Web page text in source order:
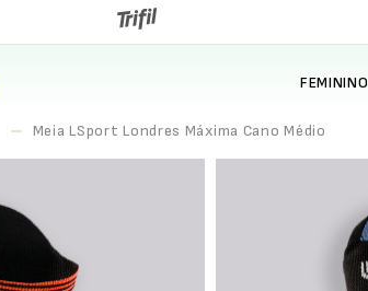
FEMININO
Meia LSport Londres Máxima Cano Médio